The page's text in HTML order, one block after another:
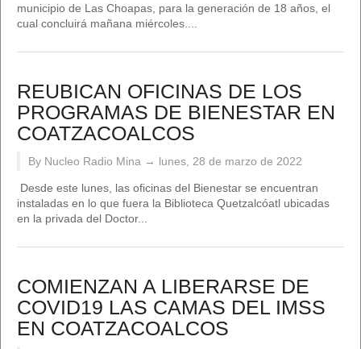
municipio de Las Choapas, para la generación de 18 años, el
cual concluirá mañana miércoles....
REUBICAN OFICINAS DE LOS
PROGRAMAS DE BIENESTAR EN
COATZACOALCOS
By Nucleo Radio Mina → lunes, 28 de marzo de 2022
Desde este lunes, las oficinas del Bienestar se encuentran
instaladas en lo que fuera la Biblioteca Quetzalcóatl ubicadas
en la privada del Doctor...
COMIENZAN A LIBERARSE DE
COVID19 LAS CAMAS DEL IMSS
EN COATZACOALCOS